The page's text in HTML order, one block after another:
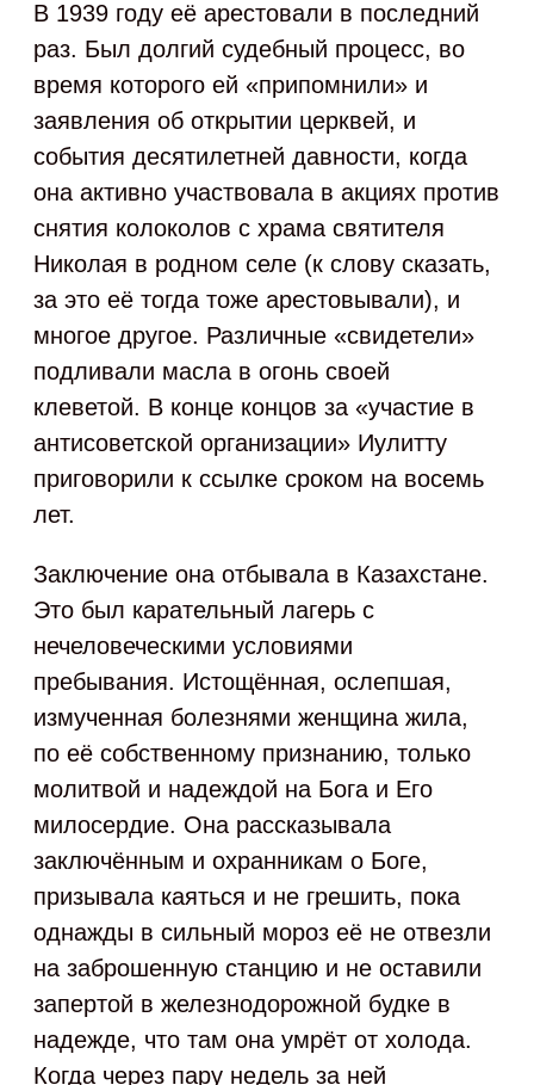
В 1939 году её арестовали в последний
раз. Был долгий судебный процесс, во
время которого ей «припомнили» и
заявления об открытии церквей, и
события десятилетней давности, когда
она активно участвовала в акциях против
снятия колоколов с храма святителя
Николая в родном селе (к слову сказать,
за это её тогда тоже арестовывали), и
многое другое. Различные «свидетели»
подливали масла в огонь своей
клеветой. В конце концов за «участие в
антисоветской организации» Иулитту
приговорили к ссылке сроком на восемь
лет.
Заключение она отбывала в Казахстане.
Это был карательный лагерь с
нечеловеческими условиями
пребывания. Истощённая, ослепшая,
измученная болезнями женщина жила,
по её собственному признанию, только
молитвой и надеждой на Бога и Его
милосердие. Она рассказывала
заключённым и охранникам о Боге,
призывала каяться и не грешить, пока
однажды в сильный мороз её не отвезли
на заброшенную станцию и не оставили
запертой в железнодорожной будке в
надежде, что там она умрёт от холода.
Когда через пару недель за ней